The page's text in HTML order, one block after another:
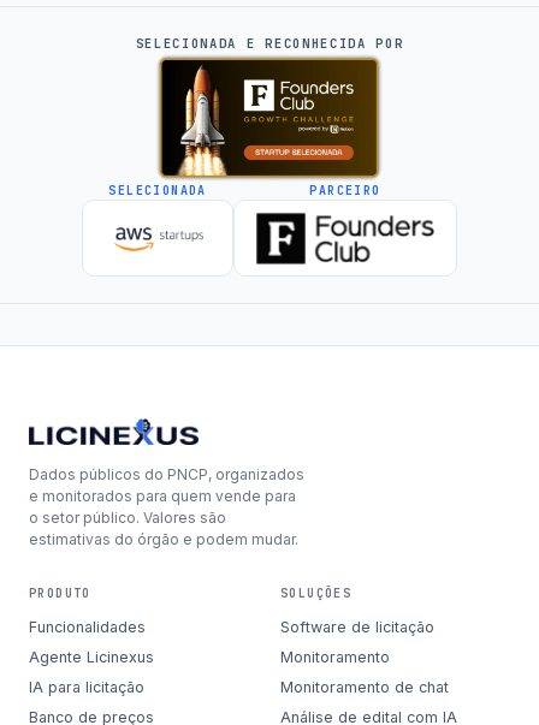
SELECIONADA E RECONHECIDA POR
SELECIONADA PARCEIRO
Dados públicos do PNCP, organizados
e monitorados para quem vende para
o setor público. Valores são
estimativas do órgão e podem mudar.
PRODUTO
Funcionalidades
Agente Licinexus
IA para licitação
Banco de preços
SOLUÇÕES
Software de licitação
Monitoramento
Monitoramento de chat
Análise de edital com IA